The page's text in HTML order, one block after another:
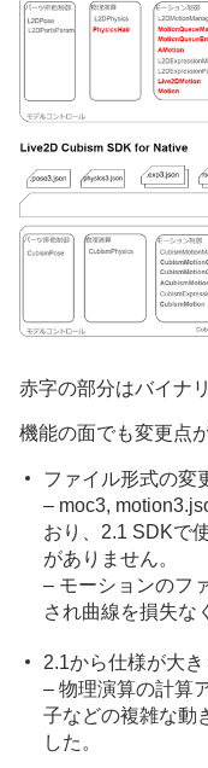
赤字の部分はバイナ
機能の面でも変更点
ファイル形式の変
– moc3,
おり、2.1 SDKで
がありません。
– モーションのフ
され曲線を損失な
2.1から仕様が大
– 物理演算の計算
子などの複雑な動
した。